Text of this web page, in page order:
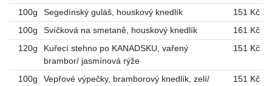
100g
Segedínský guláš, houskový knedlík
151 Kč
100g
Svíčková na smetaně, houskový knedlík
161 Kč
120g
Kuřecí stehno po KANADSKU, vařený
brambor/ jasmínová rýže
151 Kč
100g
Vepřové výpečky, bramborový knedlík, zelí/
151 Kč